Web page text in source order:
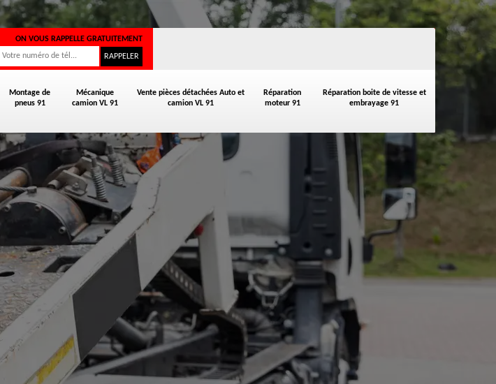
Montage de
pneus 91
Mécanique
camion VL 91
Vente pièces détachées Auto et
camion VL 91
Réparation
moteur 91
Réparation boite de vitesse et
embrayage 91
ON VOUS RAPPELLE GRATUITEMENT